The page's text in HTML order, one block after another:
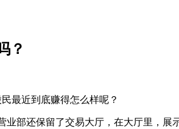
？
最近到底赚得怎么样呢？
还保留了交易大厅，在大厅里，展示